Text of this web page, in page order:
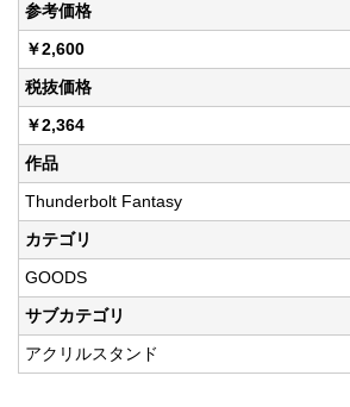
参考価格
￥2,600
税抜価格
￥2,364
作品
Thunderbolt Fantasy
カテゴリ
GOODS
サブカテゴリ
アクリルスタンド